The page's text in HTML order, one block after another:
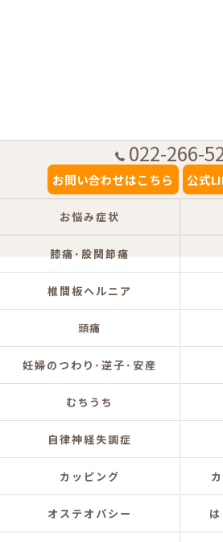
022-266-
お問い合わせはこちら 公式
お悩み症状
膝痛･股関節痛
椎間板ヘルニア
頭痛
妊婦のつわり･逆子･安産
むちうち
自律神経失調症
カッピング
オステオパシー